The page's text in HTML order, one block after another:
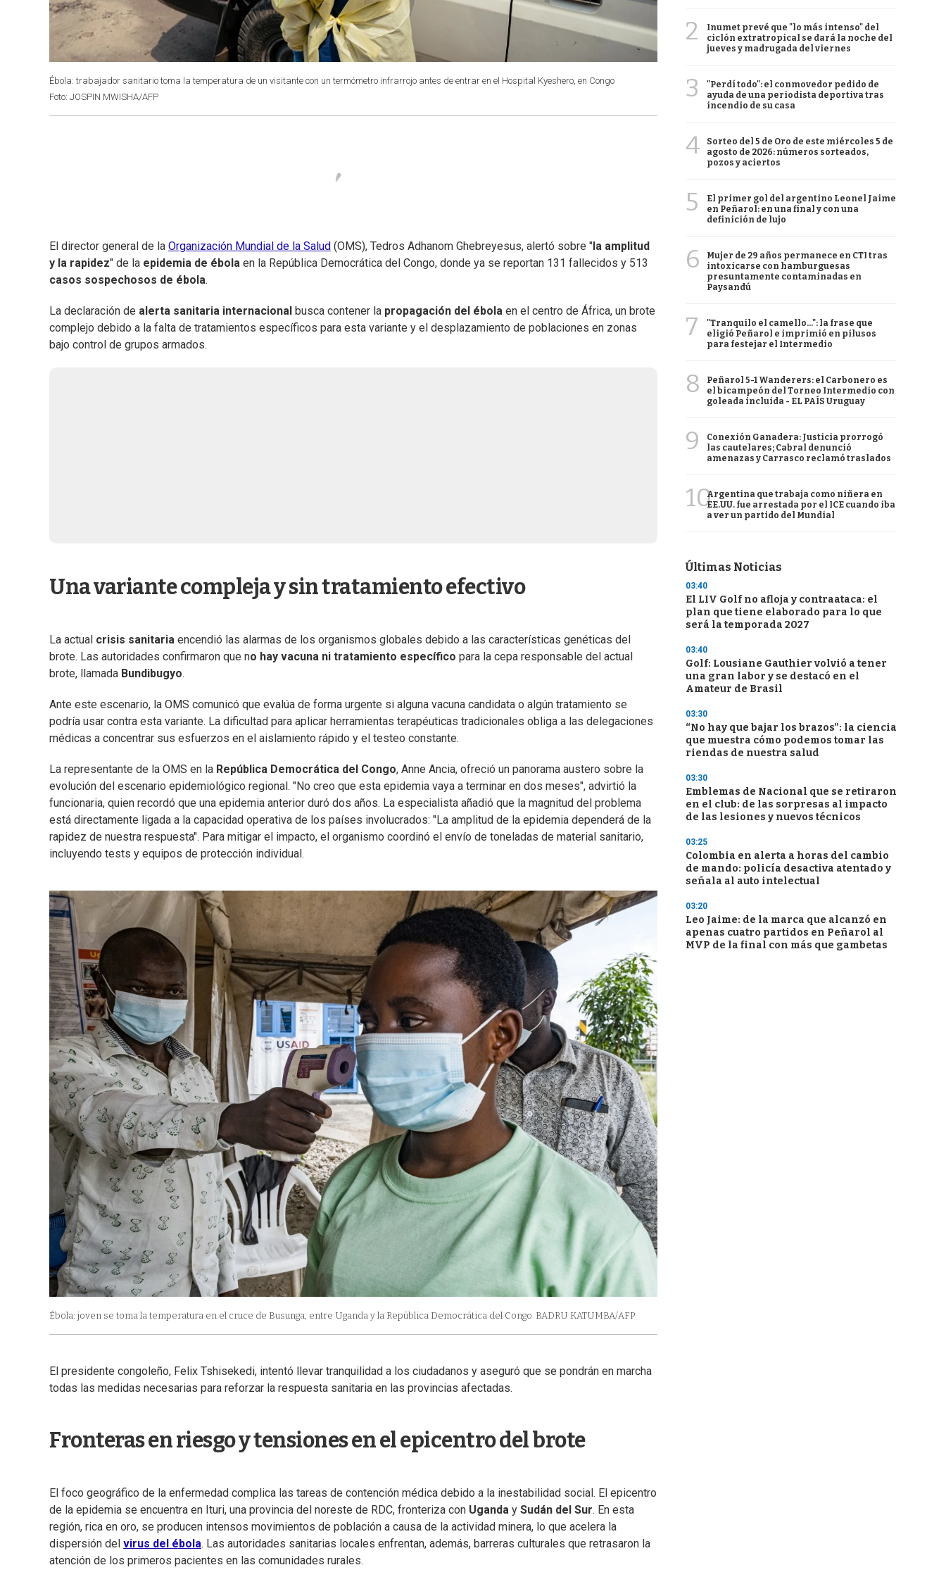
Ébola: trabajador sanitario toma la temperatura de un visitante con un termómetro infrarrojo antes de entrar en el Hospital Kyeshero, en Congo
Foto: JOSPIN MWISHA/AFP
El director general de la Organización Mundial de la Salud (OMS), Tedros Adhanom Ghebreyesus, alertó sobre " la amplitud
y la rapidez" de la epidemia de ébola en la República Democrática del Congo, donde ya se reportan 131 fallecidos y 513
casos sospechosos de ébola.
La declaración de alerta sanitaria internacional busca contener la propagación del ébola en el centro de África, un brote
complejo debido a la falta de tratamientos específicos para esta variante y el desplazamiento de poblaciones en zonas
bajo control de grupos armados.
Una variante compleja y sin tratamiento efectivo
La actual crisis sanitaria encendió las alarmas de los organismos globales debido a las características genéticas del
brote. Las autoridades confirmaron que no hay vacuna ni tratamiento específico para la cepa responsable del actual
brote, llamada Bundibugyo.
Ante este escenario, la OMS comunicó que evalúa de forma urgente si alguna vacuna candidata o algún tratamiento se
podría usar contra esta variante. La dificultad para aplicar herramientas terapéuticas tradicionales obliga a las delegaciones
médicas a concentrar sus esfuerzos en el aislamiento rápido y el testeo constante.
La representante de la OMS en la República Democrática del Congo, Anne Ancia, ofreció un panorama austero sobre la
evolución del escenario epidemiológico regional. "No creo que esta epidemia vaya a terminar en dos meses", advirtió la
funcionaria, quien recordó que una epidemia anterior duró dos años. La especialista añadió que la magnitud del problema
está directamente ligada a la capacidad operativa de los países involucrados: "La amplitud de la epidemia dependerá de la
rapidez de nuestra respuesta". Para mitigar el impacto, el organismo coordinó el envío de toneladas de material sanitario,
incluyendo tests y equipos de protección individual.
Ébola: joven se toma la temperatura en el cruce de Busunga, entre Uganda y la República Democrática del Congo BADRU KATUMBA/AFP
El presidente congoleño, Felix Tshisekedi, intentó llevar tranquilidad a los ciudadanos y aseguró que se pondrán en marcha
todas las medidas necesarias para reforzar la respuesta sanitaria en las provincias afectadas.
Fronteras en riesgo y tensiones en el epicentro del brote
El foco geográfico de la enfermedad complica las tareas de contención médica debido a la inestabilidad social. El epicentro
de la epidemia se encuentra en Ituri, una provincia del noreste de RDC, fronteriza con Uganda y Sudán del Sur. En esta
región, rica en oro, se producen intensos movimientos de población a causa de la actividad minera, lo que acelera la
dispersión del virus del ébola. Las autoridades sanitarias locales enfrentan, además, barreras culturales que retrasaron la
atención de los primeros pacientes en las comunidades rurales.
2
Inumet prevé que "lo más intenso" del
ciclón extratropical se dará la noche del
jueves y madrugada del viernes
3
"Perdí todo": el conmovedor pedido de
ayuda de una periodista deportiva tras
incendio de su casa
4
Sorteo del 5 de Oro de este miércoles 5 de
agosto de 2026: números sorteados,
pozos y aciertos
5
El primer gol del argentino Leonel Jaime
en Peñarol: en una final y con una
definición de lujo
6
Mujer de 29 años permanece en CTI tras
intoxicarse con hamburguesas
presuntamente contaminadas en
Paysandú
7
"Tranquilo el camello...": la frase que
eligió Peñarol e imprimió en pilusos
para festejar el Intermedio
8
Peñarol 5-1 Wanderers: el Carbonero es
el bicampeón del Torneo Intermedio con
goleada incluida - EL PAÍS Uruguay
9
Conexión Ganadera: Justicia prorrogó
las cautelares; Cabral denunció
amenazas y Carrasco reclamó traslados
10Argentina que trabaja como niñera en
EE.UU. fue arrestada por el ICE cuando iba
a ver un partido del Mundial
Últimas Noticias
03:40
El LIV Golf no afloja y contraataca: el
plan que tiene elaborado para lo que
será la temporada 2027
03:40
Golf: Lousiane Gauthier volvió a tener
una gran labor y se destacó en el
Amateur de Brasil
03:30
“No hay que bajar los brazos”: la ciencia
que muestra cómo podemos tomar las
riendas de nuestra salud
03:30
Emblemas de Nacional que se retiraron
en el club: de las sorpresas al impacto
de las lesiones y nuevos técnicos
03:25
Colombia en alerta a horas del cambio
de mando: policía desactiva atentado y
señala al auto intelectual
03:20
Leo Jaime: de la marca que alcanzó en
apenas cuatro partidos en Peñarol al
MVP de la final con más que gambetas